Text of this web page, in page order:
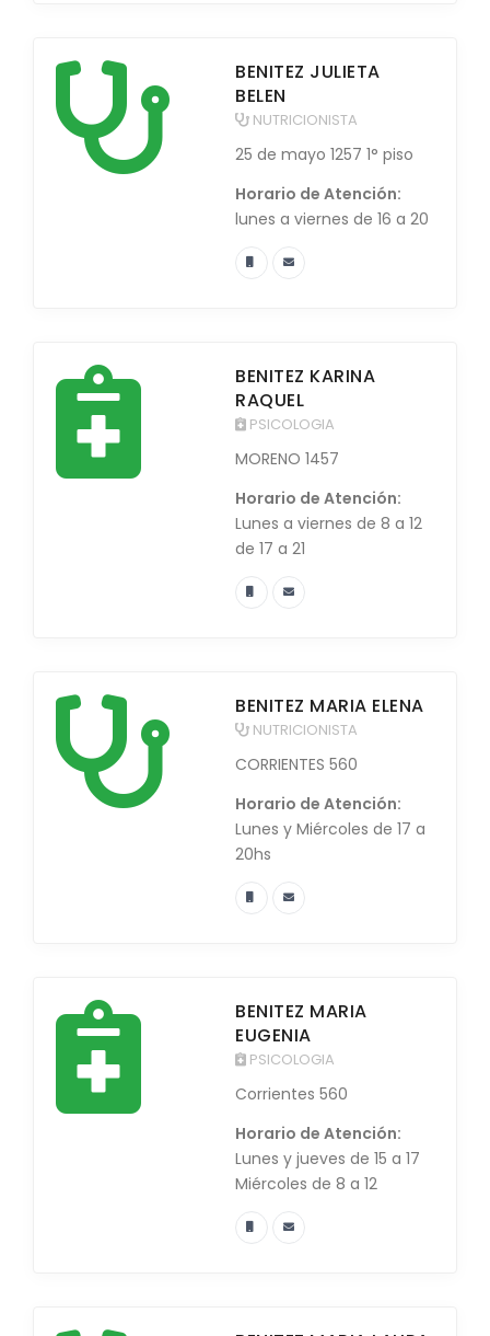
BENITEZ JULIETA
BELEN
NUTRICIONISTA
25 de mayo 1257 1° piso
Horario de Atención:
lunes a viernes de 16 a 20
BENITEZ KARINA
RAQUEL
PSICOLOGIA
MORENO 1457
Horario de Atención:
Lunes a viernes de 8 a 12
de 17 a 21
BENITEZ MARIA ELENA
NUTRICIONISTA
CORRIENTES 560
Horario de Atención:
Lunes y Miércoles de 17 a
20hs
BENITEZ MARIA
EUGENIA
PSICOLOGIA
Corrientes 560
Horario de Atención:
Lunes y jueves de 15 a 17
Miércoles de 8 a 12